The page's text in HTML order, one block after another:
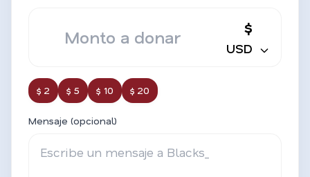
$
USD
$ 2 $ 5 $ 10 $ 20
Mensaje (opcional)